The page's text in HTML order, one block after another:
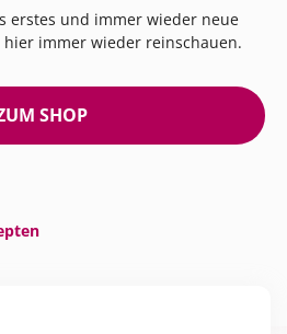
erstes und immer wieder neue
immer wieder reinschauen.
SHOP